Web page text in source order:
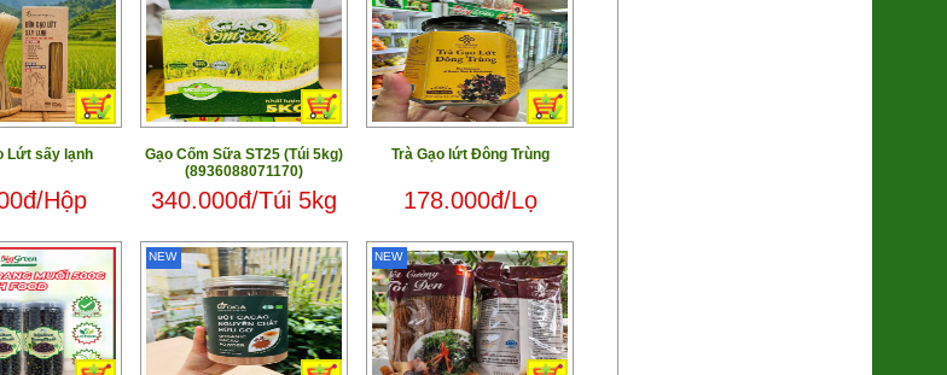
Lứt sấy lạnh
Hộp
Gạo Cốm Sữa ST25 (Túi 5kg)
(8936088071170)
340.000đ/Túi 5kg
Trà Gạo lứt Đông Trùng
178.000đ/Lọ
NEW NEW